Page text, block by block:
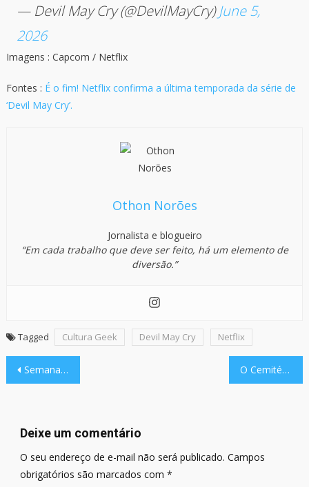
— Devil May Cry (@DevilMayCry)June 5,
2026
Imagens : Capcom / Netflix
Fontes : É o fim! Netflix confirma a última temporada da série de
‘Devil May Cry’.
Othon Norões
Jornalista e blogueiro
“Em cada trabalho que deve ser feito, há um elemento de
diversão.”
Tagged Cultura Geek Devil May Cry Netflix
Navegação
Post
Semana Verde da Juventude 2026 – Hackathon de Inovação e Sustentabilidade em Angola O Cemitério Digital: Por Que Compramos Jogos Que Nunca Vamos Jogar
Deixe um comentário
O seu endereço de e-mail não será publicado. Campos
obrigatórios são marcados com *